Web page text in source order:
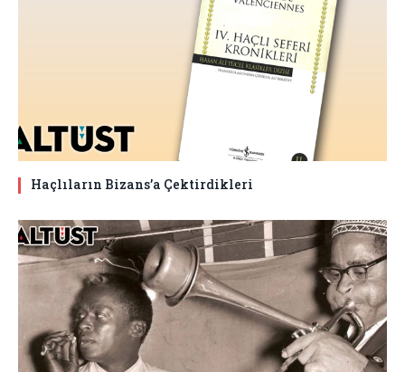
Haçlıların Bizans’a Çektirdikleri